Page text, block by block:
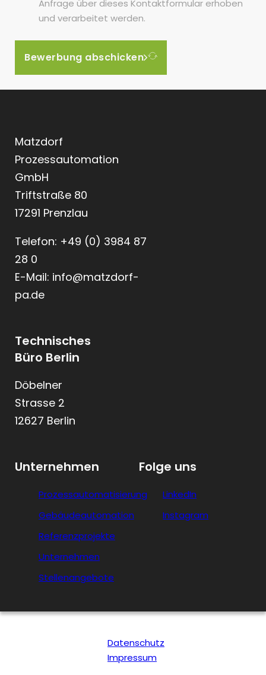
Anfrage über dieses Kontaktformular erhoben
und verarbeitet werden.
Bewerbung abschicken
Matzdorf
Prozessautomation
GmbH
Triftstraße 80
17291 Prenzlau
Telefon: +49 (0) 3984 87
28 0
E-Mail: info@matzdorf-
pa.de
Technisches
Büro Berlin
Döbelner
Strasse 2
12627 Berlin
Unternehmen
Prozessautomatisierung
Gebäudeautomation
Referenzprojekte
Unternehmen
Stellenangebote
Folge uns
LinkedIn
Instagram
Datenschutz
Impressum